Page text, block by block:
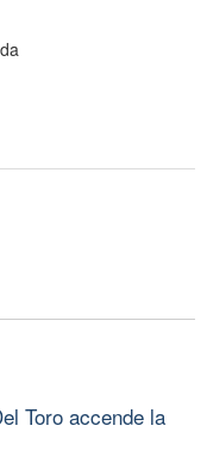
Toro accende la